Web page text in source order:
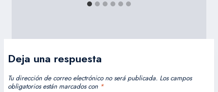
Deja una respuesta
Tu dirección de correo electrónico no será publicada. Los campos
obligatorios están marcados con *